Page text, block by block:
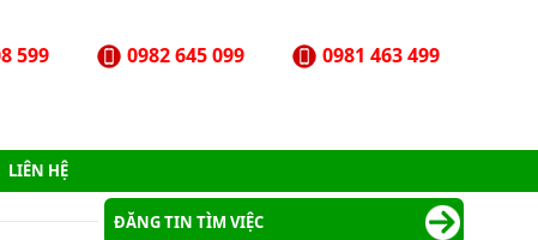
0981 463 499
0982 645 099
599
LIÊN HỆ
ĐĂNG TIN TÌM VIỆC